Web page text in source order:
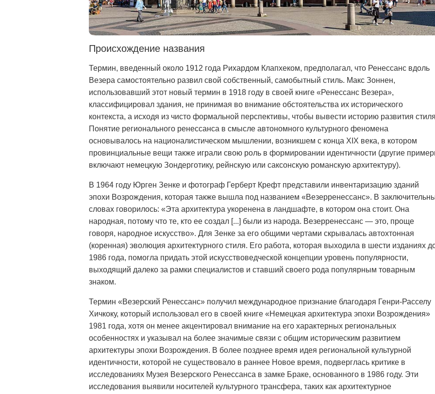
Происхождение названия
Термин, введенный около 1912 года Рихардом Клапхеком, предполагал, что Ренессанс вдоль
Везера самостоятельно развил свой собственный, самобытный стиль. Макс Зоннен,
использовавший этот новый термин в 1918 году в своей книге «Ренессанс Везера»,
классифицировал здания, не принимая во внимание обстоятельства их исторического
контекста, а исходя из чисто формальной перспективы, чтобы вывести историю развития
Понятие регионального ренессанса в смысле автономного культурного феномена
основывалось на националистическом мышлении, возникшем с конца XIX века, в котором
провинциальные вещи также играли свою роль в формировании идентичности (другие
включают немецкую Зондерготику, рейнскую или саксонскую романскую архитектуру).
В 1964 году Юрген Зенке и фотограф Герберт Крефт представили инвентаризацию зданий
эпохи Возрождения, которая также вышла под названием «Везерренессанс». В
словах говорилось: «Эта архитектура укоренена в ландшафте, в котором она стоит. Она
народная, потому что те, кто ее создал [...] были из народа. Везерренессанс — это, проще
говоря, народное искусство». Для Зенке за его общими чертами скрывалась автохтонная
(коренная) эволюция архитектурного стиля. Его работа, которая выходила в шести изданиях
1986 года, помогла придать этой искусствоведческой концепции уровень популярности,
выходящий далеко за рамки специалистов и ставший своего рода популярным товарным
знаком.
Термин «Везерский Ренессанс» получил международное признание благодаря Генри-Расселу
Хичкоку, который использовал его в своей книге «Немецкая архитектура эпохи Возрождения»
1981 года, хотя он менее акцентировал внимание на его характерных региональных
особенностях и указывал на более значимые связи с общим историческим развитием
архитектуры эпохи Возрождения. В более позднее время идея региональной культурной
идентичности, которой не существовало в раннее Новое время, подверглась критике в
исследованиях Музея Везерского Ренессанса в замке Браке, основанного в 1986 году. Эти
исследования выявили носителей культурного трансфера, таких как архитектурное